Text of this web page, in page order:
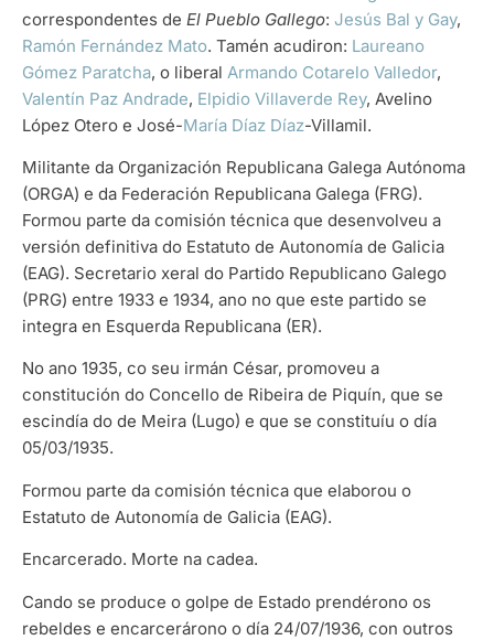
correspondentes de El Pueblo Gallego: Jesús Bal y Gay,
Ramón Fernández Mato. Tamén acudiron: Laureano
Gómez Paratcha, o liberal Armando Cotarelo Valledor,
Valentín Paz Andrade, Elpidio Villaverde Rey, Avelino
López Otero e José-María Díaz Díaz-Villamil.
Militante da Organización Republicana Galega Autónoma
(ORGA) e da Federación Republicana Galega (FRG).
Formou parte da comisión técnica que desenvolveu a
versión definitiva do Estatuto de Autonomía de Galicia
(EAG). Secretario xeral do Partido Republicano Galego
(PRG) entre 1933 e 1934, ano no que este partido se
integra en Esquerda Republicana (ER).
No ano 1935, co seu irmán César, promoveu a
constitución do Concello de Ribeira de Piquín, que se
escindía do de Meira (Lugo) e que se constituíu o día
05/03/1935.
Formou parte da comisión técnica que elaborou o
Estatuto de Autonomía de Galicia (EAG).
Encarcerado. Morte na cadea.
Cando se produce o golpe de Estado prendérono os
rebeldes e encarcerárono o día 24/07/1936, con outros